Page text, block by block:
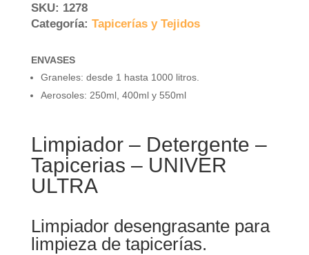
SKU: 1278
Categoría: Tapicerías y Tejidos
ENVASES
Graneles: desde 1 hasta 1000 litros.
Aerosoles: 250ml, 400ml y 550ml
Limpiador – Detergente –
Tapicerias – UNIVER
ULTRA
Limpiador desengrasante para
limpieza de tapicerías.